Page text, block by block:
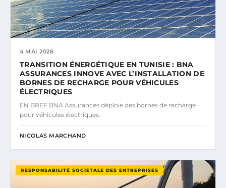
4 MAI 2026
TRANSITION ÉNERGÉTIQUE EN TUNISIE : BNA
ASSURANCES INNOVE AVEC L’INSTALLATION DE
BORNES DE RECHARGE POUR VÉHICULES
ÉLECTRIQUES
EN BREF BNA Assurances déploie des bornes de recharge
pour véhicules électriques.
NICOLAS MARCHAND
RESPONSABILITÉ SOCIÉTALE DES ENTREPRISES